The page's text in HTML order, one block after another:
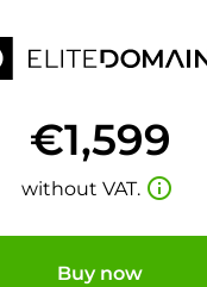
€1,599
without VAT. info_outline
Buy now